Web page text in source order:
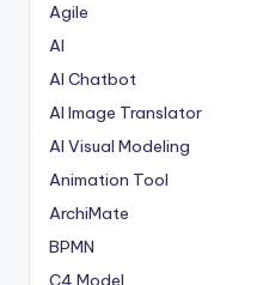
Agile
AI
AI Chatbot
AI Image Translator
AI Visual Modeling
Animation Tool
ArchiMate
BPMN
C4 Model